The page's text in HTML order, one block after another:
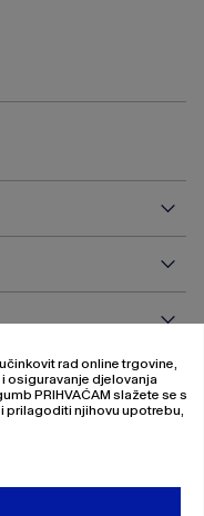
O
o privatnosti
rad online trgovine,
osiguravanje djelovanja
PRIHVAĆAM slažete se s
prilagoditi njihovu upotrebu,